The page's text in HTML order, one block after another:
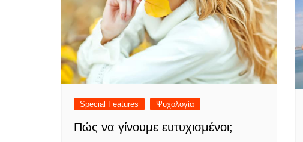
Special Features Ψυχολογία
Πώς να γίνουμε ευτυχισμένοι;